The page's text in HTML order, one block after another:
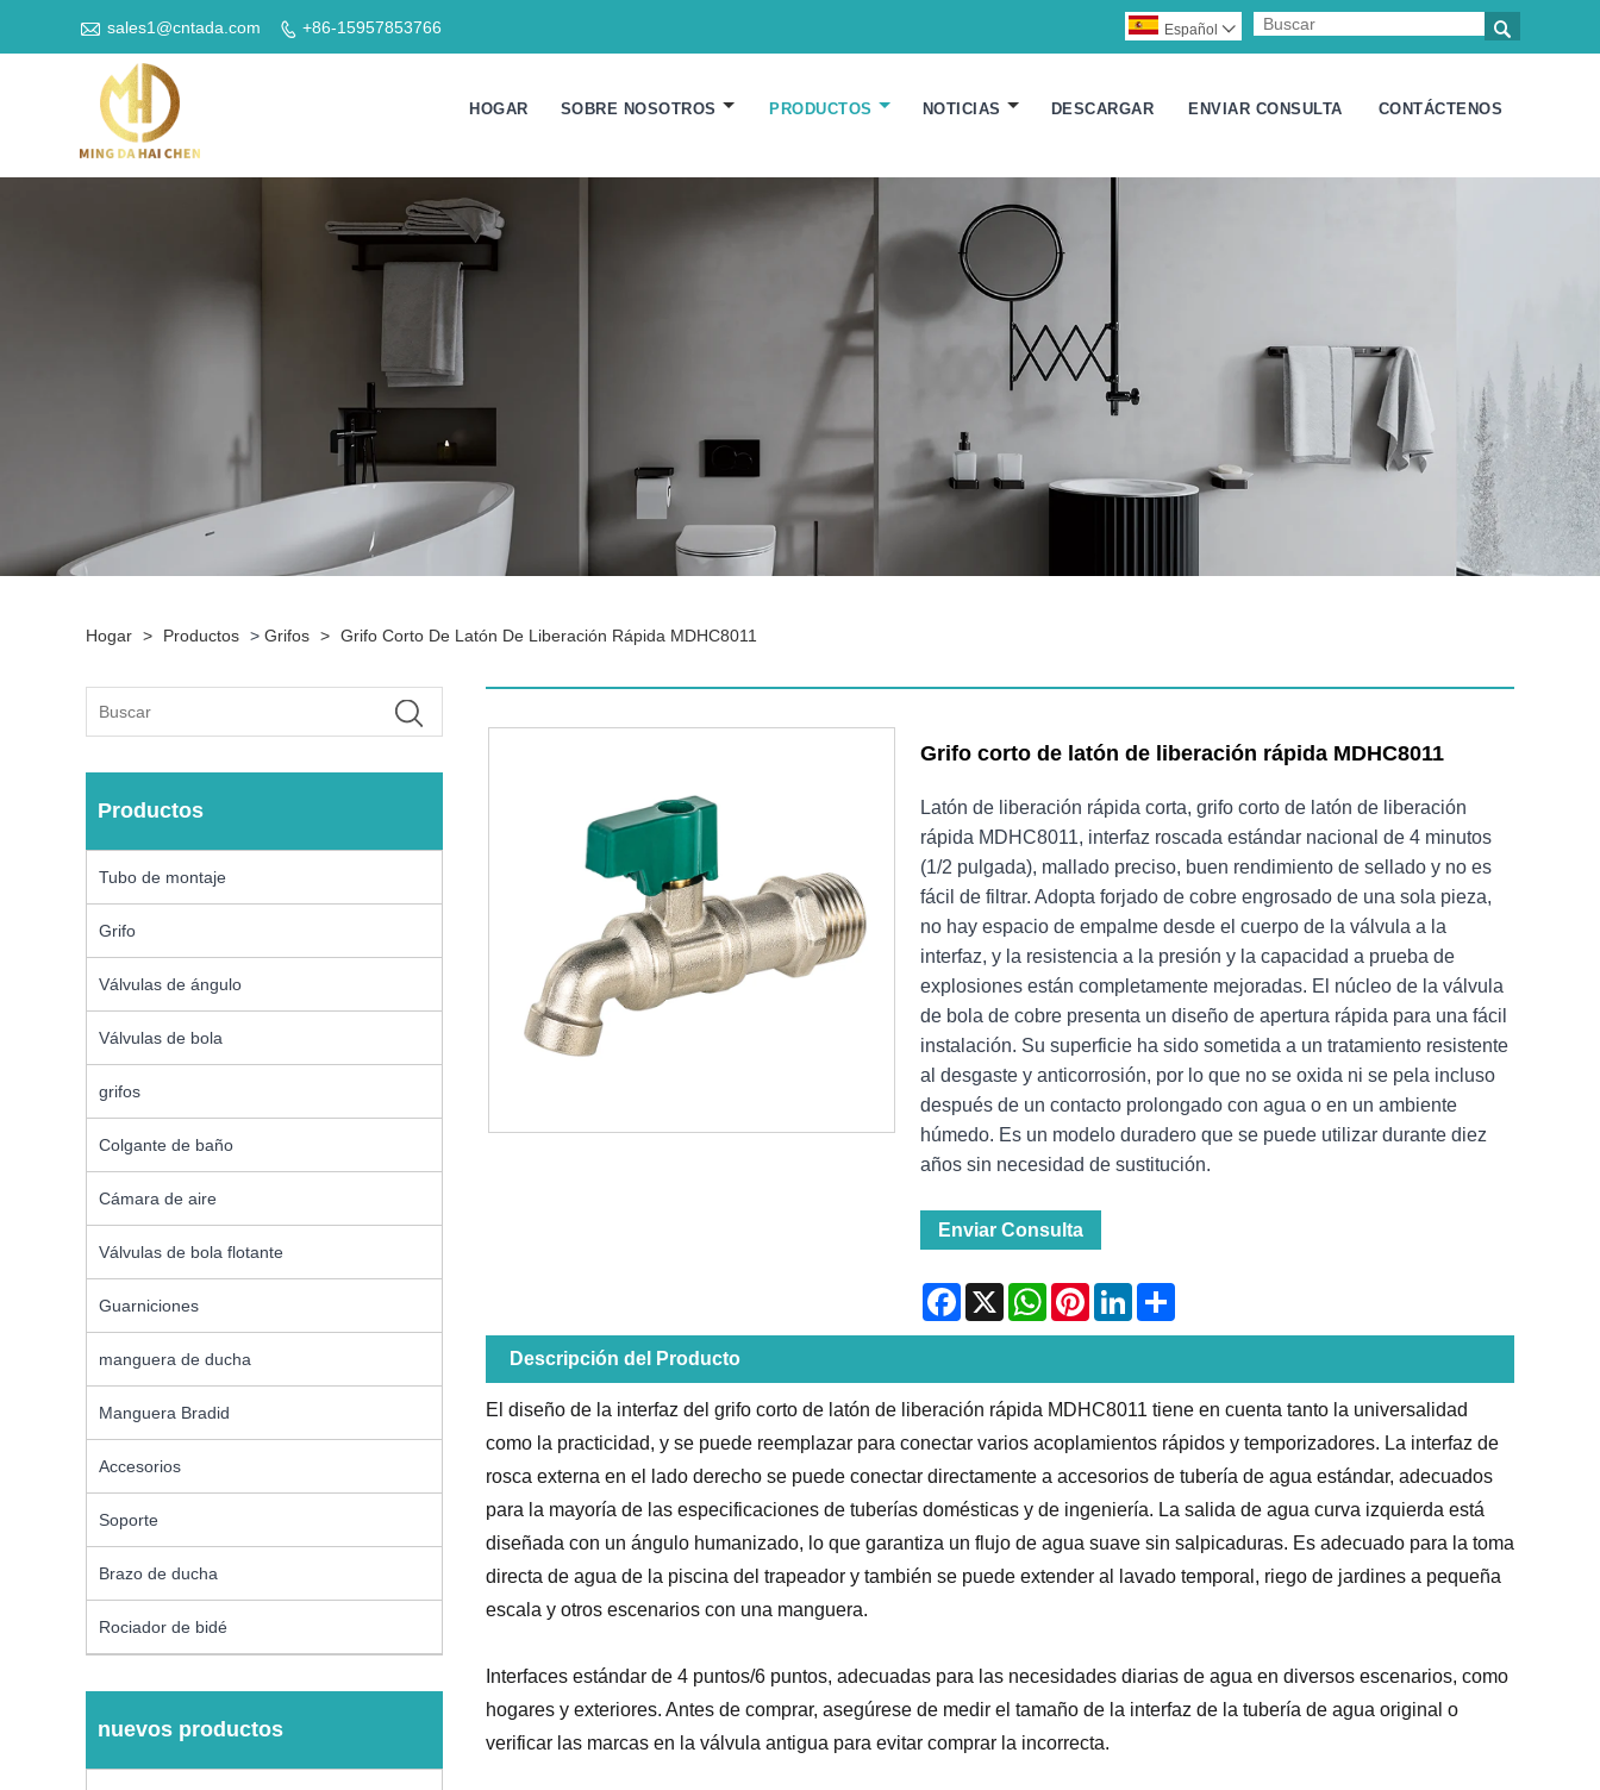
 sales1@cntada.com  +86-15957853766 
Español 
HOGAR SOBRE NOSOTROS PRODUCTOS NOTICIAS DESCARGAR ENVIAR CONSULTA CONTÁCTENOS
Hogar > Productos > Grifos > Grifo Corto De Latón De Liberación Rápida MDHC8011
Productos
Tubo de montaje
Grifo
Válvulas de ángulo
Válvulas de bola
grifos
Colgante de baño
Cámara de aire
Válvulas de bola flotante
Guarniciones
manguera de ducha
Manguera Bradid
Accesorios
Soporte
Brazo de ducha
Rociador de bidé
nuevos productos
Grifo corto de latón de liberación rápida MDHC8011
Latón de liberación rápida corta, grifo corto de latón de liberación
rápida MDHC8011, interfaz roscada estándar nacional de 4 minutos
(1/2 pulgada), mallado preciso, buen rendimiento de sellado y no es
fácil de filtrar. Adopta forjado de cobre engrosado de una sola pieza,
no hay espacio de empalme desde el cuerpo de la válvula a la
interfaz, y la resistencia a la presión y la capacidad a prueba de
explosiones están completamente mejoradas. El núcleo de la válvula
de bola de cobre presenta un diseño de apertura rápida para una fácil
instalación. Su superficie ha sido sometida a un tratamiento resistente
al desgaste y anticorrosión, por lo que no se oxida ni se pela incluso
después de un contacto prolongado con agua o en un ambiente
húmedo. Es un modelo duradero que se puede utilizar durante diez
años sin necesidad de sustitución.
Enviar Consulta
Facebook
X WhatsAppPinterestLinkedInShare
Descripción del Producto
El diseño de la interfaz del grifo corto de latón de liberación rápida MDHC8011 tiene en cuenta tanto la universalidad
como la practicidad, y se puede reemplazar para conectar varios acoplamientos rápidos y temporizadores. La interfaz de
rosca externa en el lado derecho se puede conectar directamente a accesorios de tubería de agua estándar, adecuados
para la mayoría de las especificaciones de tuberías domésticas y de ingeniería. La salida de agua curva izquierda está
diseñada con un ángulo humanizado, lo que garantiza un flujo de agua suave sin salpicaduras. Es adecuado para la toma
directa de agua de la piscina del trapeador y también se puede extender al lavado temporal, riego de jardines a pequeña
escala y otros escenarios con una manguera.
Interfaces estándar de 4 puntos/6 puntos, adecuadas para las necesidades diarias de agua en diversos escenarios, como
hogares y exteriores. Antes de comprar, asegúrese de medir el tamaño de la interfaz de la tubería de agua original o
verificar las marcas en la válvula antigua para evitar comprar la incorrecta.